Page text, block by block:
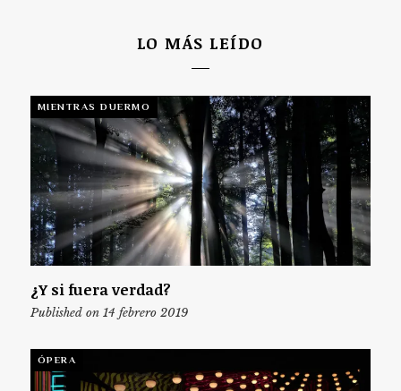
LO MÁS LEÍDO
MIENTRAS DUERMO
¿Y si fuera verdad?
Published on 14 febrero 2019
ÓPERA